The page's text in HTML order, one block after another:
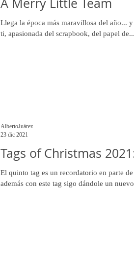
Llega la época más maravillosa del año...
ti, apasionada del scrapbook, del papel de...
Tags of Christmas
El quinto tag es un recordatorio en parte
además con este tag sigo dándole un
AlbertoJuárez
23 dic 2021